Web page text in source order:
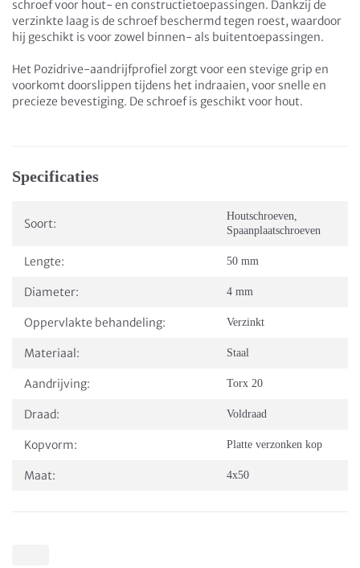
schroef voor hout- en constructietoepassingen. Dankzij de
verzinkte laag is de schroef beschermd tegen roest, waardoor
hij geschikt is voor zowel binnen- als buitentoepassingen.
Het Pozidrive-aandrijfprofiel zorgt voor een stevige grip en
voorkomt doorslippen tijdens het indraaien, voor snelle en
precieze bevestiging. De schroef is geschikt voor hout.
Specificaties
Soort:
Houtschroeven,
Spaanplaatschroeven
Lengte: 50 mm
Diameter: 4 mm
Oppervlakte behandeling: Verzinkt
Materiaal: Staal
Aandrijving: Torx 20
Draad: Voldraad
Kopvorm: Platte verzonken kop
Maat: 4x50